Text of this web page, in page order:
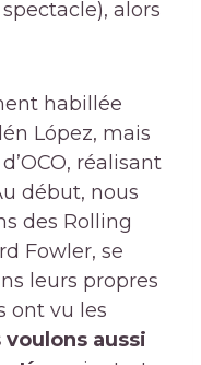
alors
habillée
López, mais
réalisant
début, nous
des Rolling
Fowler, se
leurs propres
ont vu les
voulons aussi